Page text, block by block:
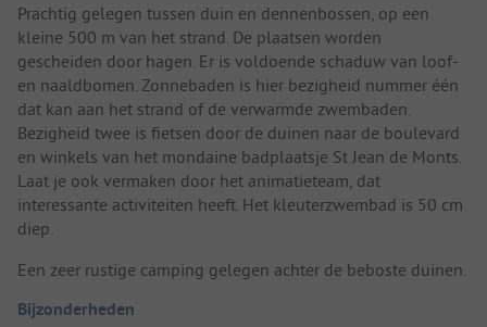
Prachtig gelegen tussen duin en dennenbossen, op een
kleine 500 m van het strand. De plaatsen worden
gescheiden door hagen. Er is voldoende schaduw van loof-
en naaldbomen. Zonnebaden is hier bezigheid nummer één
dat kan aan het strand of de verwarmde zwembaden.
Bezigheid twee is fietsen door de duinen naar de boulevard
en winkels van het mondaine badplaatsje St Jean de Monts.
Laat je ook vermaken door het animatieteam, dat
interessante activiteiten heeft. Het kleuterzwembad is 50 cm
diep.
Een zeer rustige camping gelegen achter de beboste duinen.
Bijzonderheden